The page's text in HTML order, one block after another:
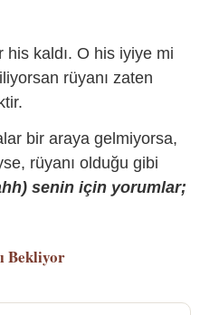
kaldı. O his iyiye mi
rüyanı zaten
bir araya gelmiyorsa,
rüyanı olduğu gibi
senin için yorumlar;
Bekliyor